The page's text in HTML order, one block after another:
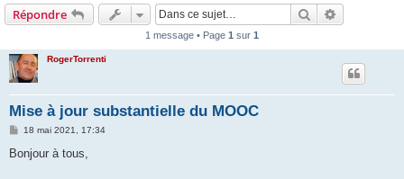
Répondre Rechercher
1 message • Page 1 sur 1
RogerTorrenti
Mise à jour substantielle du MOOC
M
s
18 mai 2021, 17:34
Bonjour à tous,